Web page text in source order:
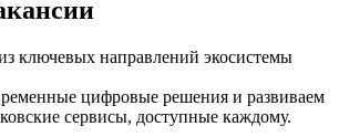
ключевых направлений экосистемы
цифровые решения и развиваем
сервисы, доступные каждому.